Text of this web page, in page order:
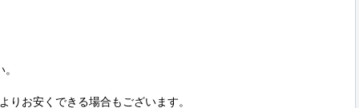
りお安くできる場合もございます。